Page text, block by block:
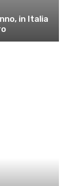
in Italia